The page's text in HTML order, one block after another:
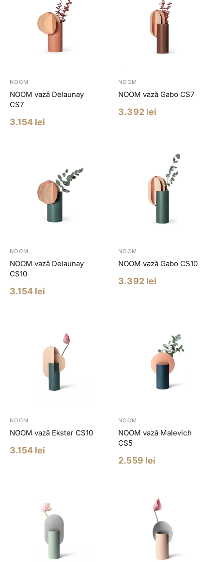
NOOM
NOOM vază Delaunay
CS7
Pret
3.154 lei
NOOM
NOOM vază Gabo CS7
Pret
3.392 lei
NOOM
NOOM vază Delaunay
CS10
Pret
3.154 lei
NOOM
NOOM vază Gabo CS10
Pret
3.392 lei
NOOM
NOOM vază Ekster CS10
Pret
3.154 lei
NOOM
NOOM vază Malevich
CS5
Pret
2.559 lei